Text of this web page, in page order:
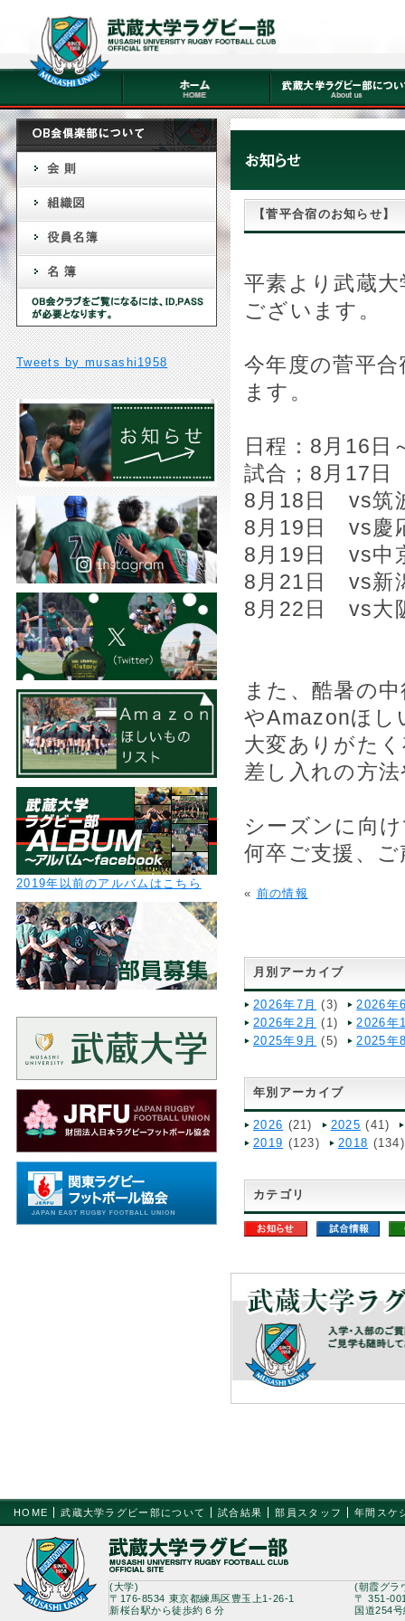
【菅平合宿のお知らせ】
平素より武蔵
ございます。
今年度の菅平
ます。
日程：8月16日
試合；8月17
8月18日 vs筑
8月19日 vs慶
8月19日 vs中
8月21日 vs新
8月22日 vs大
また、酷暑の
やAmazonほし
大変ありがた
差し入れの方
シーズンに向
何卒ご支援、
« 前の情報
月別アーカイブ
2026年7月 (3)
2026年
2026年2月 (1)
2026年
2025年9月 (5) 2025年
年別アーカイブ
2026 (21) 2025 (41)
2019 (123) 2018 (134)
カテゴリ
Tweets by musashi1958
2019年以前のアルバムはこちら
HOME 武蔵大学ラグビー部について 試合結果 部員スタッフ 年間スケ
(大学)
〒176-8534 東京都練馬区豊玉上1-26-1
新桜台駅から徒歩約６分
(朝霞グラ
〒 351-
国道254